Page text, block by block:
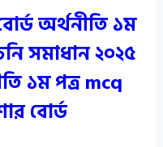
অর্থনীতি ১ম
সমাধান ২০২৫
১ম পত্র mcq
বোর্ড